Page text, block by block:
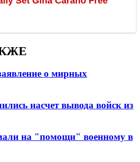
о мирных
насчет вывода войск из
на "помощи" военному в